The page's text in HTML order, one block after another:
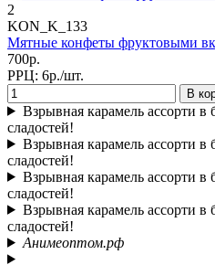
2
KON_K_133
Мятные конфеты фруктовыми
700р.
РРЦ: 6р./шт.
В
Взрывная карамель ассорти
сладостей!
Взрывная карамель ассорти
сладостей!
Взрывная карамель ассорти
сладостей!
Взрывная карамель ассорти
сладостей!
Анимеоптом.рф